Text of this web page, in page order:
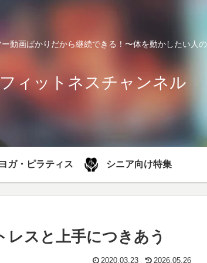
動画ばかりだから継続できる！〜体を動かしたい人
ィットネスチャンネル
ヨガ・ピラティス シニア向け特集
レスと上手につきあう
2020.03.23 2026.05.26